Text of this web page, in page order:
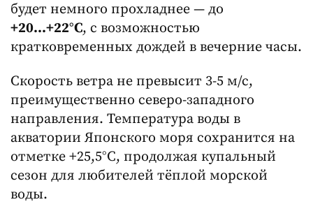
будет немного прохладнее — до
+20...+22°C, с возможностью
кратковременных дождей в вечерние часы.
Скорость ветра не превысит 3-5 м/с,
преимущественно северо-западного
направления. Температура воды в
акватории Японского моря сохранится на
отметке +25,5°C, продолжая купальный
сезон для любителей тёплой морской
воды.